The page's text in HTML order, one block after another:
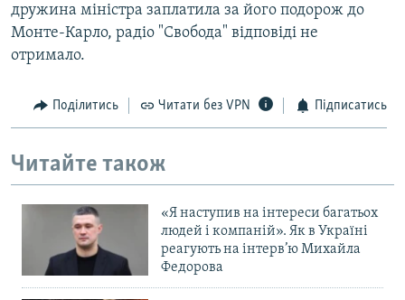
дружина міністра заплатила за його подорож до
Монте-Карло, радіо "Свобода" відповіді не
отримало.
Поділитись Читати без VPN Підписатись
Читайте також
«Я наступив на інтереси багатьох
людей і компаній». Як в Україні
реагують на інтерв’ю Михайла
Федорова